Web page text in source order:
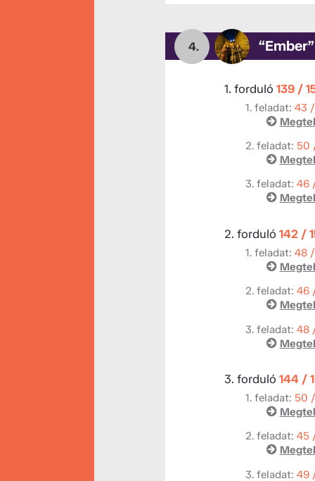
4.
1. forduló 139 /
1. feladat: 43
2. feladat: 50
3. feladat: 46
2. forduló 142 /
1. feladat: 48
2. feladat: 46
3. feladat: 48
3. forduló 144 /
1. feladat: 50
2. feladat: 45
3. feladat: 49